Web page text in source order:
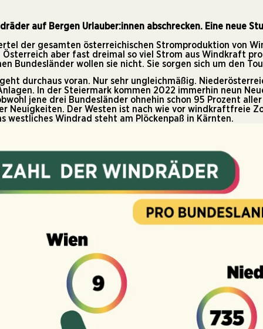
auf Bergen Urlauber:innen abschrecken. Eine neue
der gesamten österreichischen Stromproduktion von
aber fast dreimal so viel Strom aus Windkraft
Bundesländer wollen sie nicht. Sie sorgen sich um den
durchaus voran. Nur sehr ungleichmäßig.
In der Steiermark kommen 2022 immerhin neun
jene drei Bundesländer ohnehin schon 95 Prozent
Neuigkeiten. Der Westen ist nach wie vor windkraftfreie
westliches Windrad steht am Plöckenpaß in Kärnten.